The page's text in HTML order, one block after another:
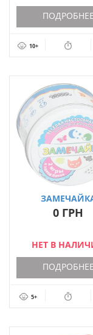
ПОДРОБНЕЕ
10+
0 ГРН
НЕТ В
ПОДРОБНЕЕ
5+